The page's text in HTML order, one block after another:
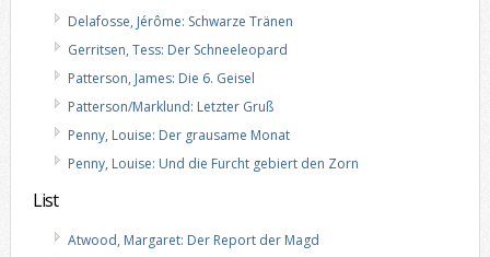
Delafosse, Jérôme: Schwarze Tränen
Gerritsen, Tess: Der Schneeleopard
Patterson, James: Die 6. Geisel
Patterson/Marklund: Letzter Gruß
Penny, Louise: Der grausame Monat
Penny, Louise: Und die Furcht gebiert den Zorn
List
Atwood, Margaret: Der Report der Magd